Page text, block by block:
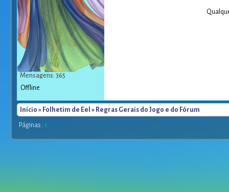
Mensagens: 365
Offline
Início » Folhetim de Eel » Regras Gerais do Jogo e do Fórum
Páginas : 1